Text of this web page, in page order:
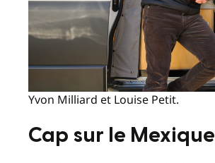
Yvon Milliard et Louise Petit.
Cap sur le Mexique